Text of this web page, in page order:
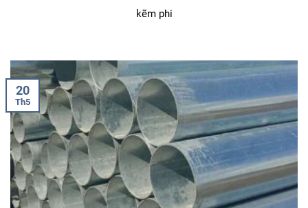
kẽm phi
20
Th5